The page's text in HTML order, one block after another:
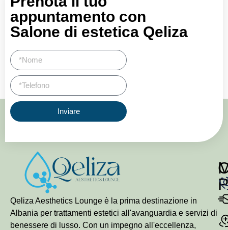
appuntamento con
Salone di estetica Qeliza
Inviare
Qeliza Aesthetics Lounge è la prima destinazione in
Albania per trattamenti estetici all'avanguardia e servizi di
benessere di lusso. Con un impegno all'eccellenza,